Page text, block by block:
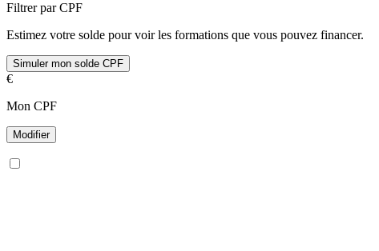
Filtrer par CPF
Estimez votre solde pour voir les formations que vous pouvez financer.
Simuler mon solde CPF
€
Mon CPF
Modifier